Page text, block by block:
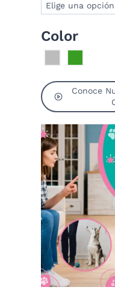
Color
Conoce